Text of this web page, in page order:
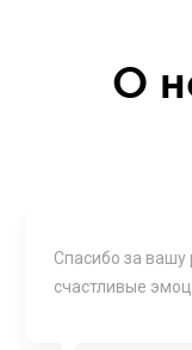
О
Спасибо за вашу
счастливые